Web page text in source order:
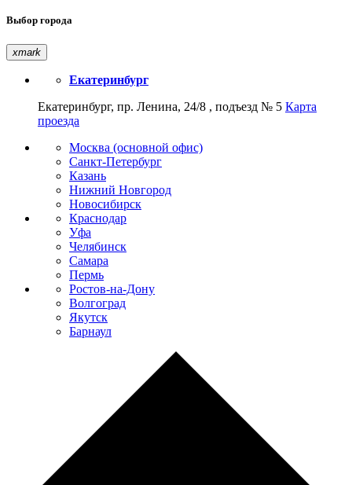
Выбор города
xmark
Екатеринбург
Екатеринбург, пр. Ленина, 24/8 , подъезд № 5 Карта
проезда
Москва (основной офис)
Санкт-Петербург
Казань
Нижний Новгород
Новосибирск
Краснодар
Уфа
Челябинск
Самара
Пермь
Ростов-на-Дону
Волгоград
Якутск
Барнаул